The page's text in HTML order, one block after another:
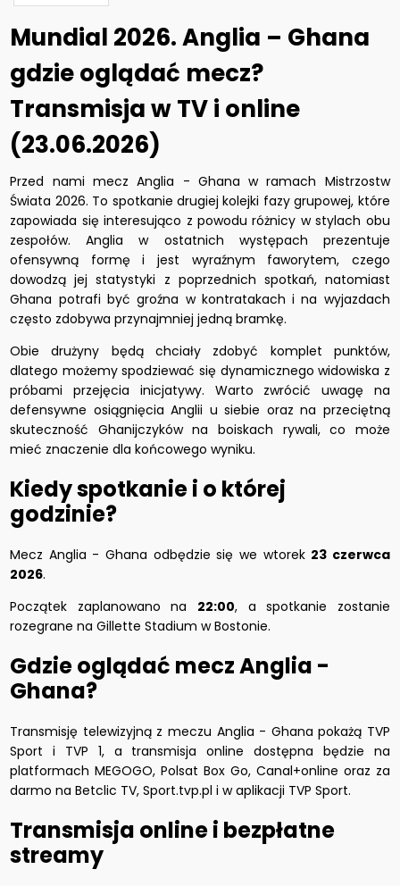
Mundial 2026. Anglia – Ghana
gdzie oglądać mecz?
Transmisja w TV i online
(23.06.2026)
Przed nami mecz Anglia - Ghana w ramach Mistrzostw
Świata 2026. To spotkanie drugiej kolejki fazy grupowej, które
zapowiada się interesująco z powodu różnicy w stylach obu
zespołów. Anglia w ostatnich występach prezentuje
ofensywną formę i jest wyraźnym faworytem, czego
dowodzą jej statystyki z poprzednich spotkań, natomiast
Ghana potrafi być groźna w kontratakach i na wyjazdach
często zdobywa przynajmniej jedną bramkę.
Obie drużyny będą chciały zdobyć komplet punktów,
dlatego możemy spodziewać się dynamicznego widowiska z
próbami przejęcia inicjatywy. Warto zwrócić uwagę na
defensywne osiągnięcia Anglii u siebie oraz na przeciętną
skuteczność Ghanijczyków na boiskach rywali, co może
mieć znaczenie dla końcowego wyniku.
Kiedy spotkanie i o której
godzinie?
Mecz Anglia - Ghana odbędzie się we wtorek 23 czerwca
2026.
Początek zaplanowano na 22:00, a spotkanie zostanie
rozegrane na Gillette Stadium w Bostonie.
Gdzie oglądać mecz Anglia -
Ghana?
Transmisję telewizyjną z meczu Anglia - Ghana pokażą TVP
Sport i TVP 1, a transmisja online dostępna będzie na
platformach MEGOGO, Polsat Box Go, Canal+online oraz za
darmo na Betclic TV, Sport.tvp.pl i w aplikacji TVP Sport.
Transmisja online i bezpłatne
streamy